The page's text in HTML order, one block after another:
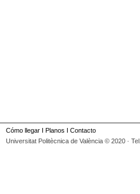
Cómo llegar I Planos I Contacto
Universitat Politècnica de València © 2020 ·